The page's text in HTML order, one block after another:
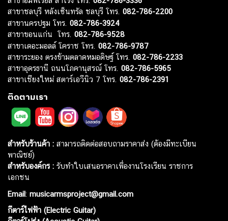
สาขาชลบุรี หลังเซ็นทรัล ชลบุรี โทร. 082-786-2200
สาขานครปฐม โทร. 082-786-3924
สาขาขอนแก่น โทร. 082-786-9528
สาขาเดอะมอลล์ โคราช โทร. 082-786-9787
สาขาระยอง ตรงข้ามตลาดหมอดิษฐ์ โทร. 082-786-2233
สาขาอุดรธานี ถนนโภคานุสรณ์ โทร. 082-786-5965
สาขาเชียงใหม่ สตาร์เอวีนิว 7 โทร. 082-786-2391
ติดตามเรา
สำหรับร้านค้า : สามารถติดต่อสอบถามราคาส่ง (ต้องมีทะเบียน
พาณิชย์)
สำหรับองค์กร : รับทำใบเสนอราคาเพื่องานโรงเรียน ราชการ
เอกชน
Email: musicarmsproject@gmail.com
กีตาร์ไฟฟ้า (Electric Guitar)